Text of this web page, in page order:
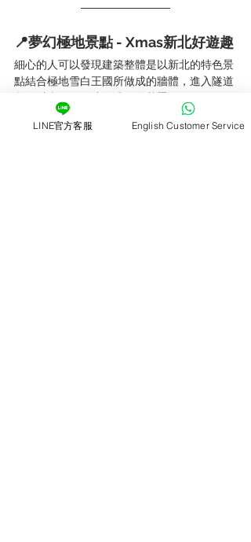
📍夢幻極地景點 - Xmas新北好遊趣
細心的人可以發現建築整體是以新北的特色景
點結合極地雪白王國所做成的牆體，進入隧道
想感受下雪感覺的人，可以在晚上7~9的每個
整點板橋耶誕城Xmas體驗偽下雪喔～
LINE官方客服 English Customer Service